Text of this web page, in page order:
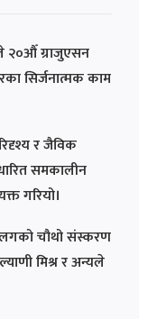
ग्राजुएसन
सिर्जनात्मक काम
र जैविक
समकालीन
गरियो।
चौथो संस्करण
मिश्र र अन्यले